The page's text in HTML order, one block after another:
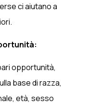
ci aiutano a
opportunità,
base di razza,
età, sesso